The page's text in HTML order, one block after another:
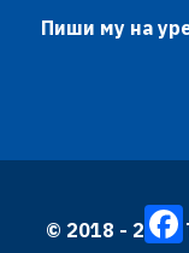
Пиши му на
© 2018 - 2026